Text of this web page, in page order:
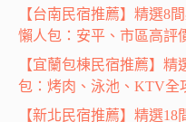
【台南民宿推薦】精選8
懶人包：安平、市區高評
【宜蘭包棟民宿推薦】精
包：烤肉、泳池、KTV全
【新北民宿推薦】精選